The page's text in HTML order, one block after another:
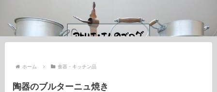
ホーム 食器・キッチン品
陶器のブルターニュ焼き